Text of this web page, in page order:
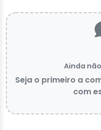
Ainda
Seja o primeiro a
com